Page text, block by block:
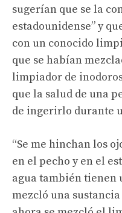
sugerían que se la
estadounidense” y
con un conocido
que se habían
limpiador de
que la salud de una
de ingerirlo durante
“Se me hinchan los
en el pecho y en el
agua también tienen
mezcló una